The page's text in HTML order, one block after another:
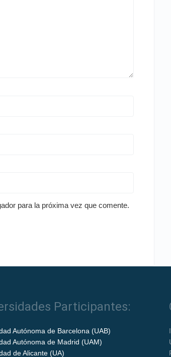
para la próxima vez que comente.
Participantes:
Autónoma de Barcelona (UAB)
Autónoma de Madrid (UAM)
de Alicante (UA)